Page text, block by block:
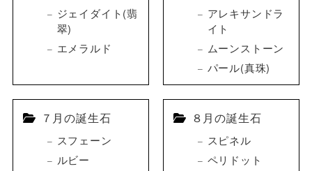
ジェイダイト(翡
翠)
エメラルド
アレキサンドラ
イト
ムーンストーン
パール(真珠)
７月の誕生石
スフェーン
ルビー
８月の誕生石
スピネル
ペリドット